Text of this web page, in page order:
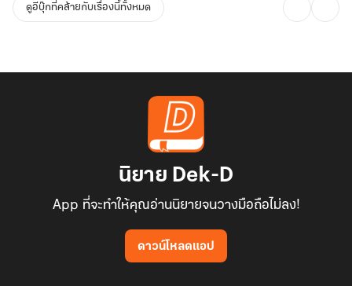
ดูอีบุ๊กที่คล้ายกับเรื่องนี้ทั้งหมด
นิยาย Dek-D
App ที่จะทำให้คุณอ่านนิยายจนวางมือถือไม่ลง!
ดาวน์โหลดแอป